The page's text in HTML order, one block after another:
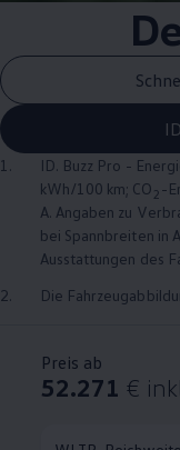
1. ID. Buzz Pro -
kWh/100 km; CO 2 -
A. Angaben zu
bei Spannbreiten in
Ausstattungen des
2.
Die
Preis ab
52.271 €